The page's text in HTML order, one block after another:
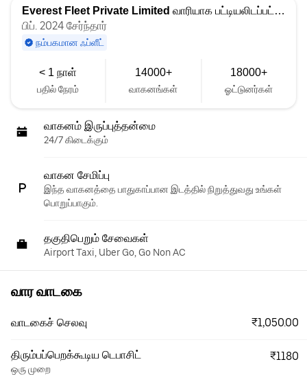
Everest Fleet Private Limited வாரியாக பட்டியலிடப்பட்டது
பிப். 2024 சேர்ந்தார்
நம்பகமான ஃப்ளீட்
< 1 நாள்
பதில் நேரம்
14000+
வாகனங்கள்
18000+
ஓட்டுனர்கள்
வாகனம் இருப்புத்தன்மை
24/7 கிடைக்கும்
வாகன சேமிப்பு
இந்த வாகனத்தை பாதுகாப்பான இடத்தில் நிறுத்துவது உங்கள்
பொறுப்பாகும்.
தகுதிபெறும் சேவைகள்
Airport Taxi, Uber Go, Go Non AC
வார வாடகை
வாடகைச் செலவு ₹1,050.00
திரும்பப்பெறக்கூடிய டெபாசிட்
ஒரு முறை
₹1180